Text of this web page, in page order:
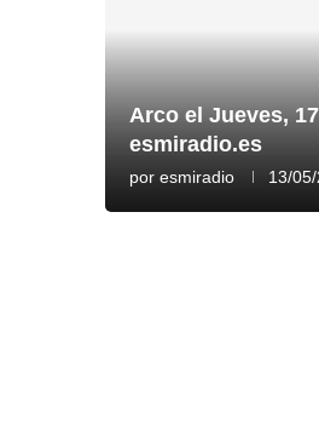
Arco el Jueves,
esmiradio.es
por esmiradio 13/